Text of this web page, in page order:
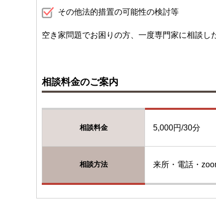
その他法的措置の可能性の検討等
空き家問題でお困りの方、一度専門家に相談し
相談料金のご案内
相談料金 5,000円/30分
相談方法 来所・電話・